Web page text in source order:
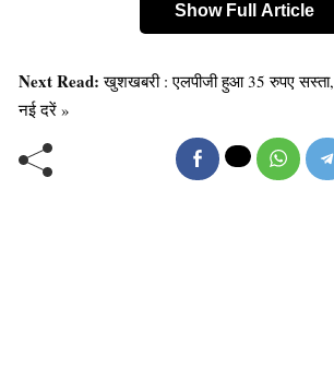
Show Full Article
Next Read:खुशखबरी : एलपीजी हुआ 35 रुपए
नई दरें »